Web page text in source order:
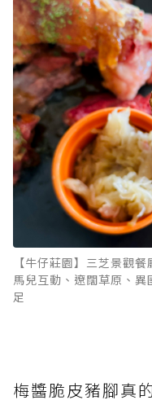
【牛仔莊園】三芝景觀
馬兒互動、遼闊草原、
足
梅醬脆皮豬腳真